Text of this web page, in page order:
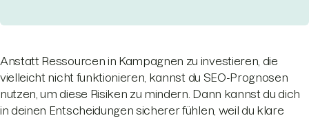
Anstatt Ressourcen in Kampagnen zu investieren, die
vielleicht nicht funktionieren, kannst du SEO-Prognosen
nutzen, um diese Risiken zu mindern. Dann kannst du dich
in deinen Entscheidungen sicherer fühlen, weil du klare